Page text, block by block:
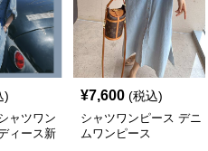
)
ャツワン
ィース新
¥7,600 (税込)
シャツワンピース デニ
ムワンピース